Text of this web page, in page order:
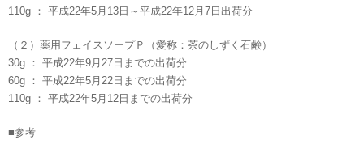
110g ： 平成22年5月13日～平成22年12月7日出荷分
（２）薬用フェイスソープＰ（愛称：茶のしずく石鹸）
30g ： 平成22年9月27日までの出荷分
60g ： 平成22年5月22日までの出荷分
110g ： 平成22年5月12日までの出荷分
■参考